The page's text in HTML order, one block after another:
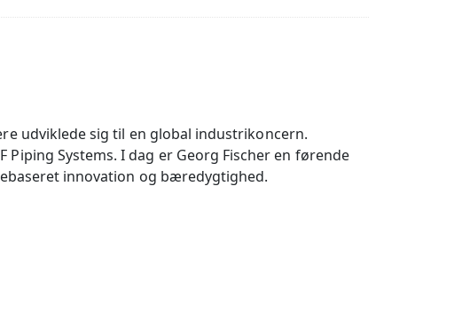
udviklede sig til en global industrikoncern.
Systems. I dag er Georg Fischer en førende
innovation og bæredygtighed.